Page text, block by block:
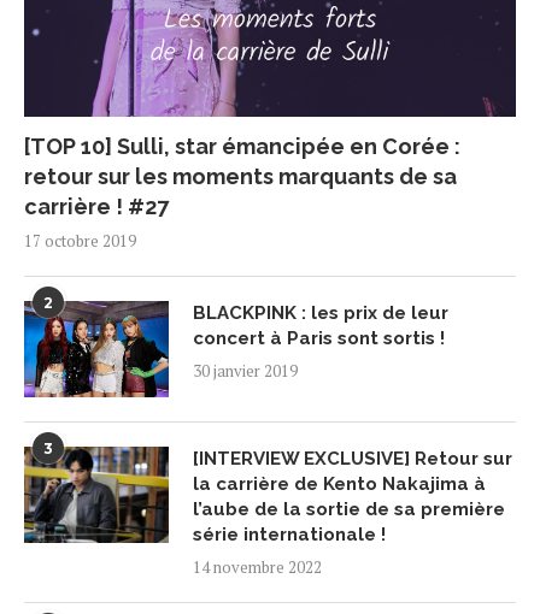
[TOP 10] Sulli, star émancipée en Corée :
retour sur les moments marquants de sa
carrière ! #27
17 octobre 2019
2
BLACKPINK : les prix de leur
concert à Paris sont sortis !
30 janvier 2019
3
[INTERVIEW EXCLUSIVE] Retour sur
la carrière de Kento Nakajima à
l’aube de la sortie de sa première
série internationale !
14 novembre 2022